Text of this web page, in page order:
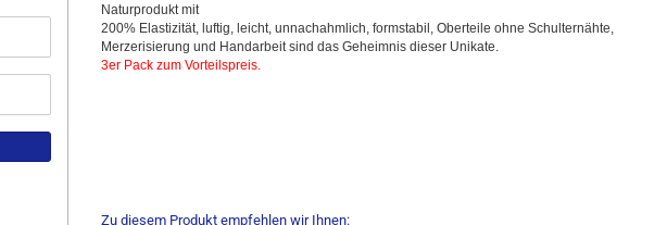
Naturprodukt mit
200% Elastizität, luftig, leicht, unnachahmlich, formstabil, Oberteile ohne Schulternähte,
Merzerisierung und Handarbeit sind das Geheimnis dieser Unikate.
3er Pack zum Vorteilspreis.
Zu diesem Produkt empfehlen wir Ihnen: